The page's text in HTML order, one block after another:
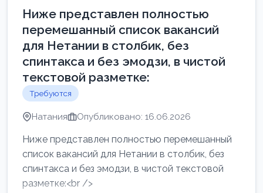
Ниже представлен полностью
перемешанный список вакансий
для Нетании в столбик, без
спинтакса и без эмодзи, в чистой
текстовой разметке:
Требуются
Натания Опубликовано: 16.06.2026
Ниже представлен полностью перемешанный
список вакансий для Нетании в столбик, без
спинтакса и без эмодзи, в чистой текстовой
разметке:<br />